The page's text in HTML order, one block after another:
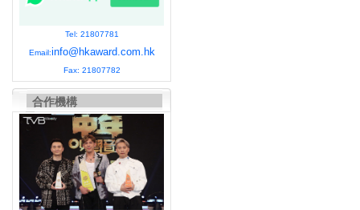
Tel: 21807781
Email:info@hkaward.com.hk
Fax: 21807782
合作機構